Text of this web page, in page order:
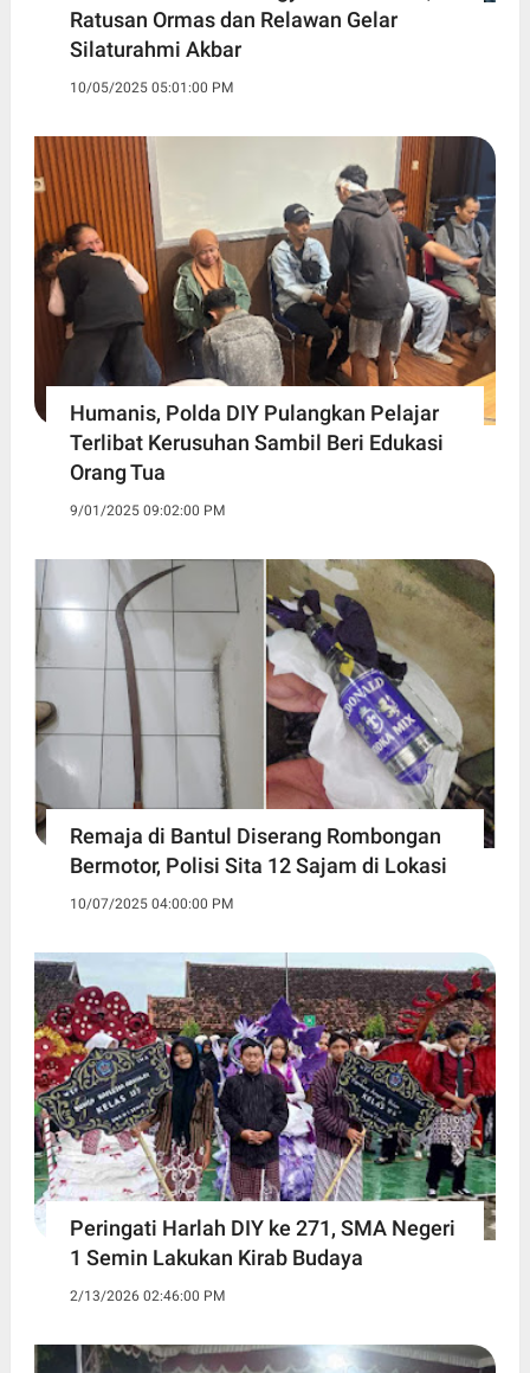
Ratusan Ormas dan Relawan Gelar
Silaturahmi Akbar
10/05/2025 05:01:00 PM
Humanis, Polda DIY Pulangkan Pelajar
Terlibat Kerusuhan Sambil Beri Edukasi
Orang Tua
9/01/2025 09:02:00 PM
Remaja di Bantul Diserang Rombongan
Bermotor, Polisi Sita 12 Sajam di Lokasi
10/07/2025 04:00:00 PM
Peringati Harlah DIY ke 271, SMA Negeri
1 Semin Lakukan Kirab Budaya ‎
2/13/2026 02:46:00 PM